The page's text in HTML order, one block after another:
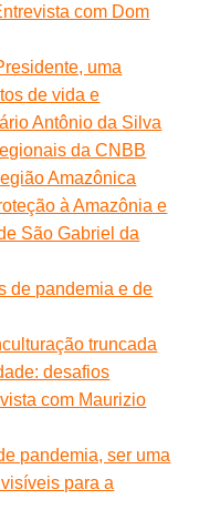
com Dom
uma
de vida e
Antônio da Silva
da CNBB
Amazônica
à Amazônia e
São Gabriel da
de pandemia e de
truncada
desafios
com Maurizio
pandemia, ser uma
para a